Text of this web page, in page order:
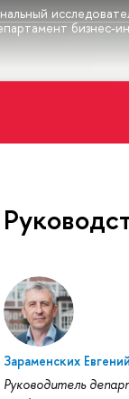
бизнес-
Зараменских
Руководитель